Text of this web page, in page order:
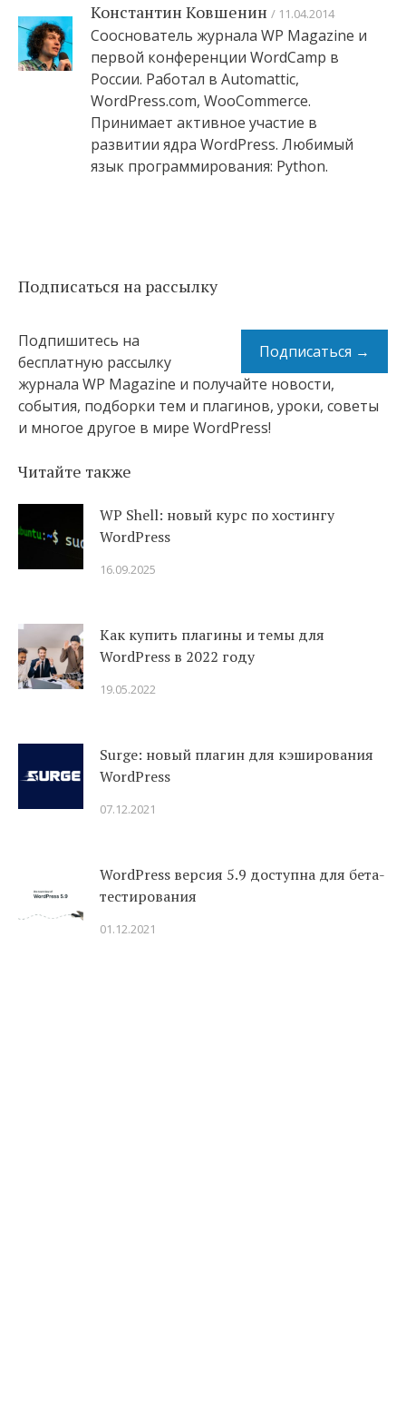
Константин Ковшенин 11.04.2014
Сооснователь журнала WP Magazine и
первой конференции WordCamp в
России. Работал в Automattic,
WordPress.com, WooCommerce.
Принимает активное участие в
развитии ядра WordPress. Любимый
язык программирования: Python.
Подписаться на рассылку
Подписаться →
Подпишитесь на
бесплатную рассылку
журнала WP Magazine и получайте новости,
события, подборки тем и плагинов, уроки, советы
и многое другое в мире WordPress!
Читайте также
WP Shell: новый курс по хостингу
WordPress
16.09.2025
Как купить плагины и темы для
WordPress в 2022 году
19.05.2022
Surge: новый плагин для кэширования
WordPress
07.12.2021
WordPress версия 5.9 доступна для бета-
тестирования
01.12.2021